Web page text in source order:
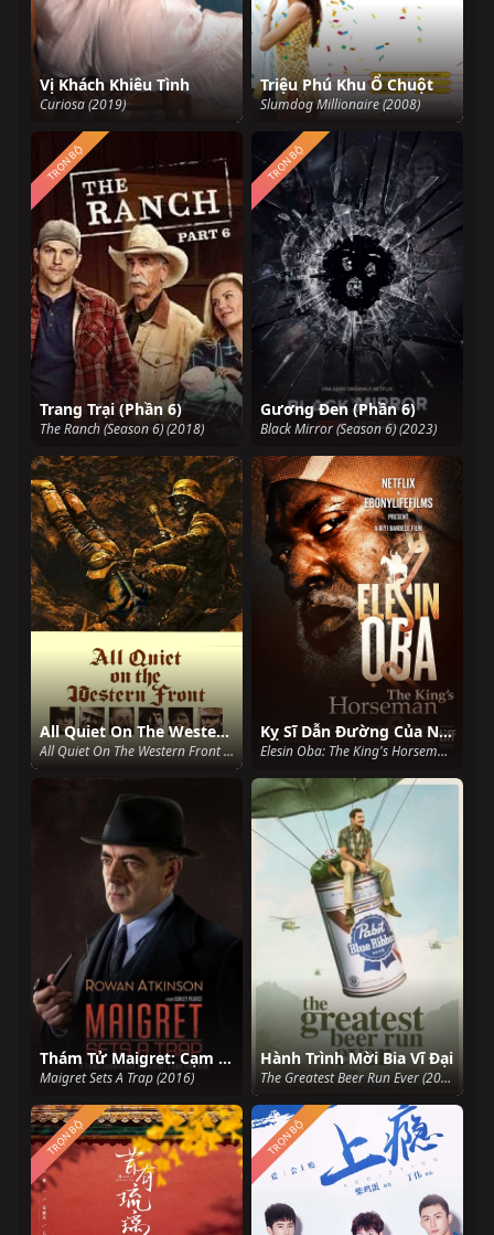
Vị Khách Khiêu Tình
Curiosa (2019)
Triệu Phú Khu Ổ Chuột
Slumdog Millionaire (2008)
Trang Trại (Phần 6)
The Ranch (Season 6) (2018)
TRỌN BỘ
Gương Đen (Phần 6)
Black Mirror (Season 6) (2023)
TRỌN BỘ
All Quiet On The Western Front 1979
All Quiet On The Western Front (1979)
Kỵ Sĩ Dẫn Đường Của Nhà Vua
Elesin Oba: The King's Horseman (2022)
Thám Tử Maigret: Cạm Bẫy
Maigret Sets A Trap (2016)
Hành Trình Mời Bia Vĩ Đại
The Greatest Beer Run Ever (2022)
TRỌN BỘ TRỌN BỘ